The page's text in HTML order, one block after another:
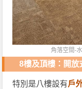
角落空間-
8樓及頂樓：開放
特別是八樓設有戶